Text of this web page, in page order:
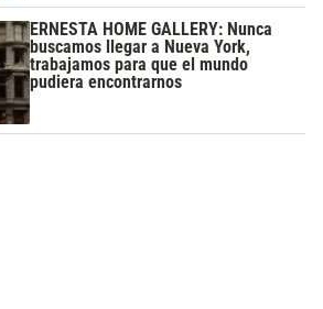
ERNESTA HOME GALLERY: Nunca
buscamos llegar a Nueva York,
trabajamos para que el mundo
pudiera encontrarnos